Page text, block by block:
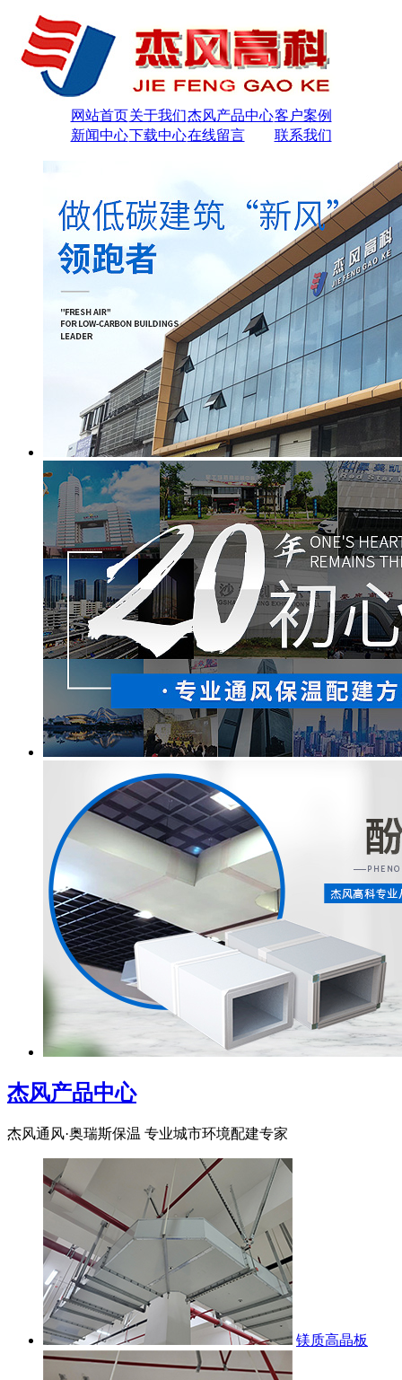
网站首页关于我们杰风产品中心客户案例
新闻中心下载中心在线留言 联系我们
杰风产品中心
杰风通风·奥瑞斯保温 专业城市环境配建专家
镁质高晶板